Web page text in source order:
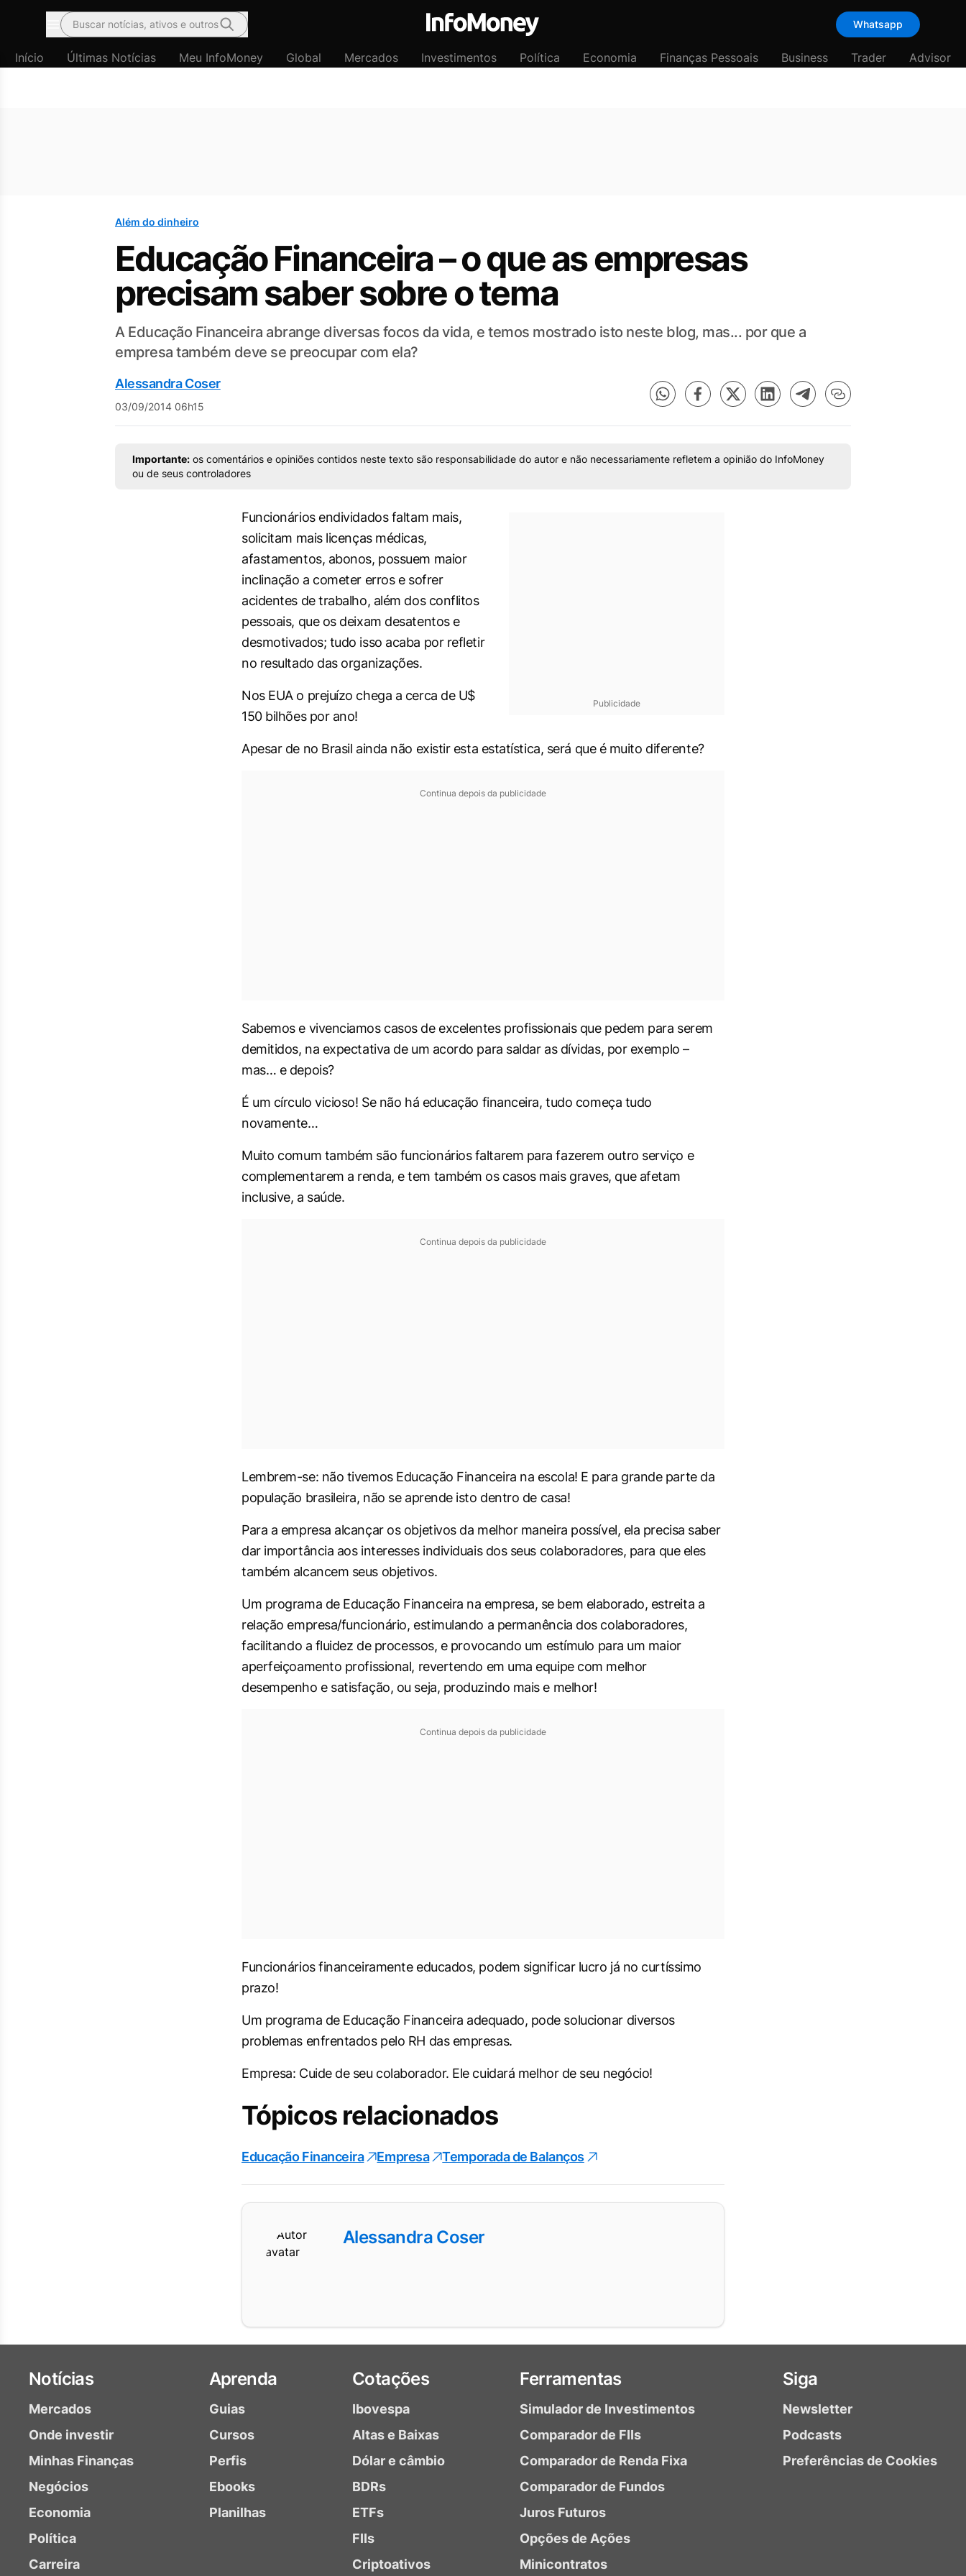
Menu
Buscar notícias, ativos e outros Whatsapp
Início Últimas Notícias Meu InfoMoney Global Mercados Investimentos Política Economia Finanças Pessoais Business Trader Advisor
Além do dinheiro
Educação Financeira – o que as empresas
precisam saber sobre o tema
A Educação Financeira abrange diversas focos da vida, e temos mostrado isto neste blog, mas... por que a
empresa também deve se preocupar com ela?
Alessandra Coser
03/09/2014 06h15
Importante: os comentários e opiniões contidos neste texto são responsabilidade do autor e não necessariamente refletem a opinião do InfoMoney
ou de seus controladores
Publicidade
Funcionários endividados faltam mais,
solicitam mais licenças médicas,
afastamentos, abonos, possuem maior
inclinação a cometer erros e sofrer
acidentes de trabalho, além dos conflitos
pessoais, que os deixam desatentos e
desmotivados; tudo isso acaba por refletir
no resultado das organizações.
Nos EUA o prejuízo chega a cerca de U$
150 bilhões por ano!
Apesar de no Brasil ainda não existir esta estatística, será que é muito diferente?
Continua depois da publicidade
Sabemos e vivenciamos casos de excelentes profissionais que pedem para serem
demitidos, na expectativa de um acordo para saldar as dívidas, por exemplo –
mas… e depois?
É um círculo vicioso! Se não há educação financeira, tudo começa tudo
novamente…
Muito comum também são funcionários faltarem para fazerem outro serviço e
complementarem a renda, e tem também os casos mais graves, que afetam
inclusive, a saúde.
Continua depois da publicidade
Lembrem-se: não tivemos Educação Financeira na escola! E para grande parte da
população brasileira, não se aprende isto dentro de casa!
Para a empresa alcançar os objetivos da melhor maneira possível, ela precisa saber
dar importância aos interesses individuais dos seus colaboradores, para que eles
também alcancem seus objetivos.
Um programa de Educação Financeira na empresa, se bem elaborado, estreita a
relação empresa/funcionário, estimulando a permanência dos colaboradores,
facilitando a fluidez de processos, e provocando um estímulo para um maior
aperfeiçoamento profissional, revertendo em uma equipe com melhor
desempenho e satisfação, ou seja, produzindo mais e melhor!
Continua depois da publicidade
Funcionários financeiramente educados, podem significar lucro já no curtíssimo
prazo!
Um programa de Educação Financeira adequado, pode solucionar diversos
problemas enfrentados pelo RH das empresas.
Empresa: Cuide de seu colaborador. Ele cuidará melhor de seu negócio!
Tópicos relacionados
Educação Financeira Empresa Temporada de Balanços
Alessandra Coser
Notícias
Mercados
Onde investir
Minhas Finanças
Negócios
Economia
Política
Carreira
Aprenda
Guias
Cursos
Perfis
Ebooks
Planilhas
Cotações
Ibovespa
Altas e Baixas
Dólar e câmbio
BDRs
ETFs
FIIs
Criptoativos
Ferramentas
Simulador de Investimentos
Comparador de FIIs
Comparador de Renda Fixa
Comparador de Fundos
Juros Futuros
Opções de Ações
Minicontratos
Siga
Newsletter
Podcasts
Preferências de Cookies